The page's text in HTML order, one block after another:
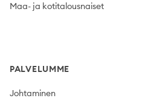
Maa- ja kotitalousnaiset
PALVELUMME
Johtaminen